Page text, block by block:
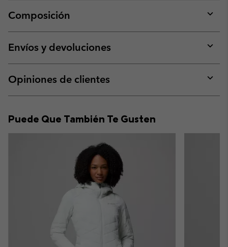
Composición
or
Envíos y devoluciones
or
Opiniones de clientes
or
Puede Que También Te Gusten